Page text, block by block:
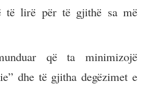
të lirë për të gjithë sa më
që ta minimizojë
dhe të gjitha degëzimet e